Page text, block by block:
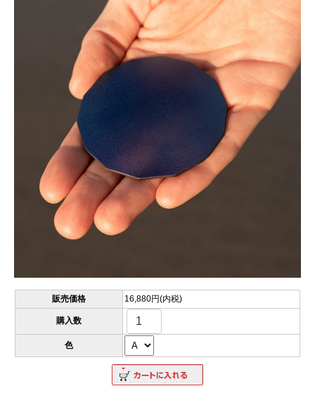
販売価格 16,880円(内税)
購入数
色